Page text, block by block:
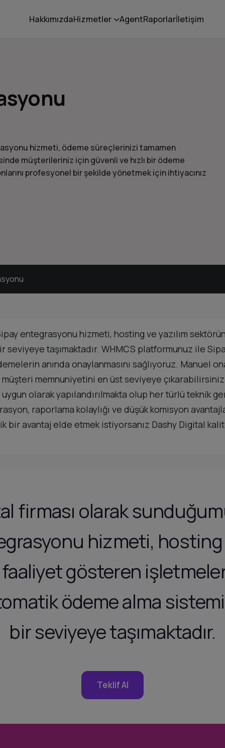
HakkımızdaHizmetler AgentRaporlarİletişim
hizmeti, ödeme süreçlerinizi tamamen
müşterileriniz için güvenli ve hızlı bir ödeme
profesyonel bir şekilde yönetmek için ihtiyacınız
entegrasyonu hizmeti, hosting ve yazılım
taşımaktadır. WHMCS platformunuz ile
anında onaylanmasını sağlıyoruz. Manuel
memnuniyetini en üst seviyeye
olarak yapılandırılmakta olup her türlü teknik
raporlama kolaylığı ve düşük komisyon
bir avantaj elde etmek istiyorsanız Dashy Digital
firması olarak
hizmeti, hosting
gösteren
ödeme alma
bir seviyeye taşımaktadır.
Teklif Al